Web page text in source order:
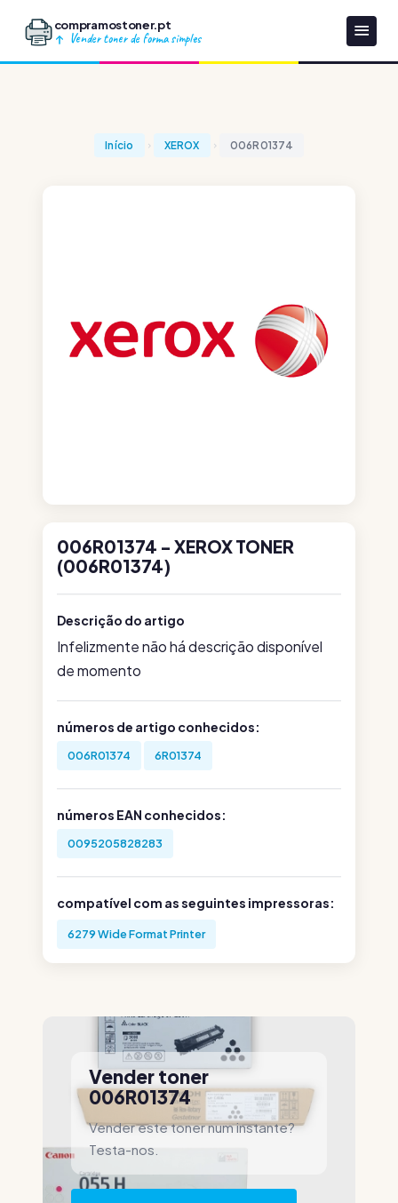
compramostoner.pt
Vender toner de forma simples
Início XEROX 006R01374
006R01374 - XEROX TONER
(006R01374)
Descrição do artigo
Infelizmente não há descrição disponível
de momento
números de artigo conhecidos:
006R01374 6R01374
números EAN conhecidos:
0095205828283
compatível com as seguintes impressoras:
6279 Wide Format Printer
Vender toner
006R01374
Vender este toner num instante?
Testa-nos.